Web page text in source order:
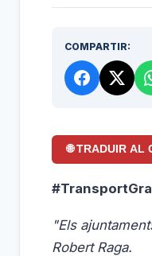
COMPARTIR:
🌐 TRADUIR AL
"Els
Robert Raga.